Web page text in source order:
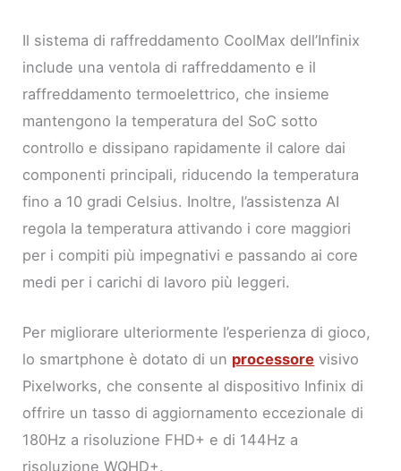
Il sistema di raffreddamento CoolMax dell’Infinix
include una ventola di raffreddamento e il
raffreddamento termoelettrico, che insieme
mantengono la temperatura del SoC sotto
controllo e dissipano rapidamente il calore dai
componenti principali, riducendo la temperatura
fino a 10 gradi Celsius. Inoltre, l’assistenza AI
regola la temperatura attivando i core maggiori
per i compiti più impegnativi e passando ai core
medi per i carichi di lavoro più leggeri.
Per migliorare ulteriormente l’esperienza di gioco,
lo smartphone è dotato di un processore visivo
Pixelworks, che consente al dispositivo Infinix di
offrire un tasso di aggiornamento eccezionale di
180Hz a risoluzione FHD+ e di 144Hz a
risoluzione WQHD+.